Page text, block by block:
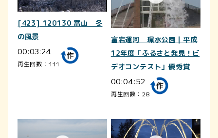
[423] 120130 富山 冬
の風景
00:03:24
再生回数：111
富岩運河 環水公園｜平成
12年度「ふるさと発見！ビ
デオコンテスト」優秀賞
00:04:52
再生回数：28